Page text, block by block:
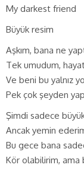
My darkest friend
Büyük resim
Aşkım, bana ne
Tek umudum,
Ve beni bu yalnız
Pek çok şeyden
Şimdi sadece
Ancak yemin
Bu gece bana
Kör olabilirim, ama